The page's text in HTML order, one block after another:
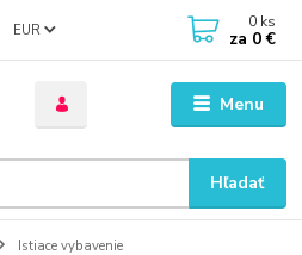
Menu
EUR
Hľadať
0 ks
za 0 €
Istiace vybavenie